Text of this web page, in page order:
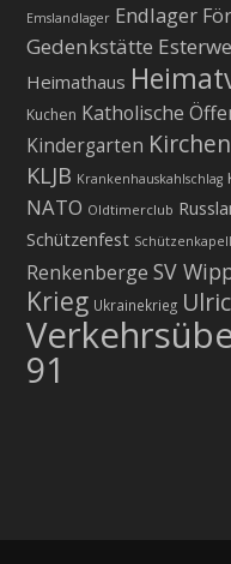
Emslandlager Endlager
Gedenkstätte
Heimathaus
Kuchen Katholische
Kindergarten
KLJB Krankenhauskahlschlag
NATO Oldtimerclub
Schützenfest
Renkenberge SV
Krieg Ukrainekrieg
91